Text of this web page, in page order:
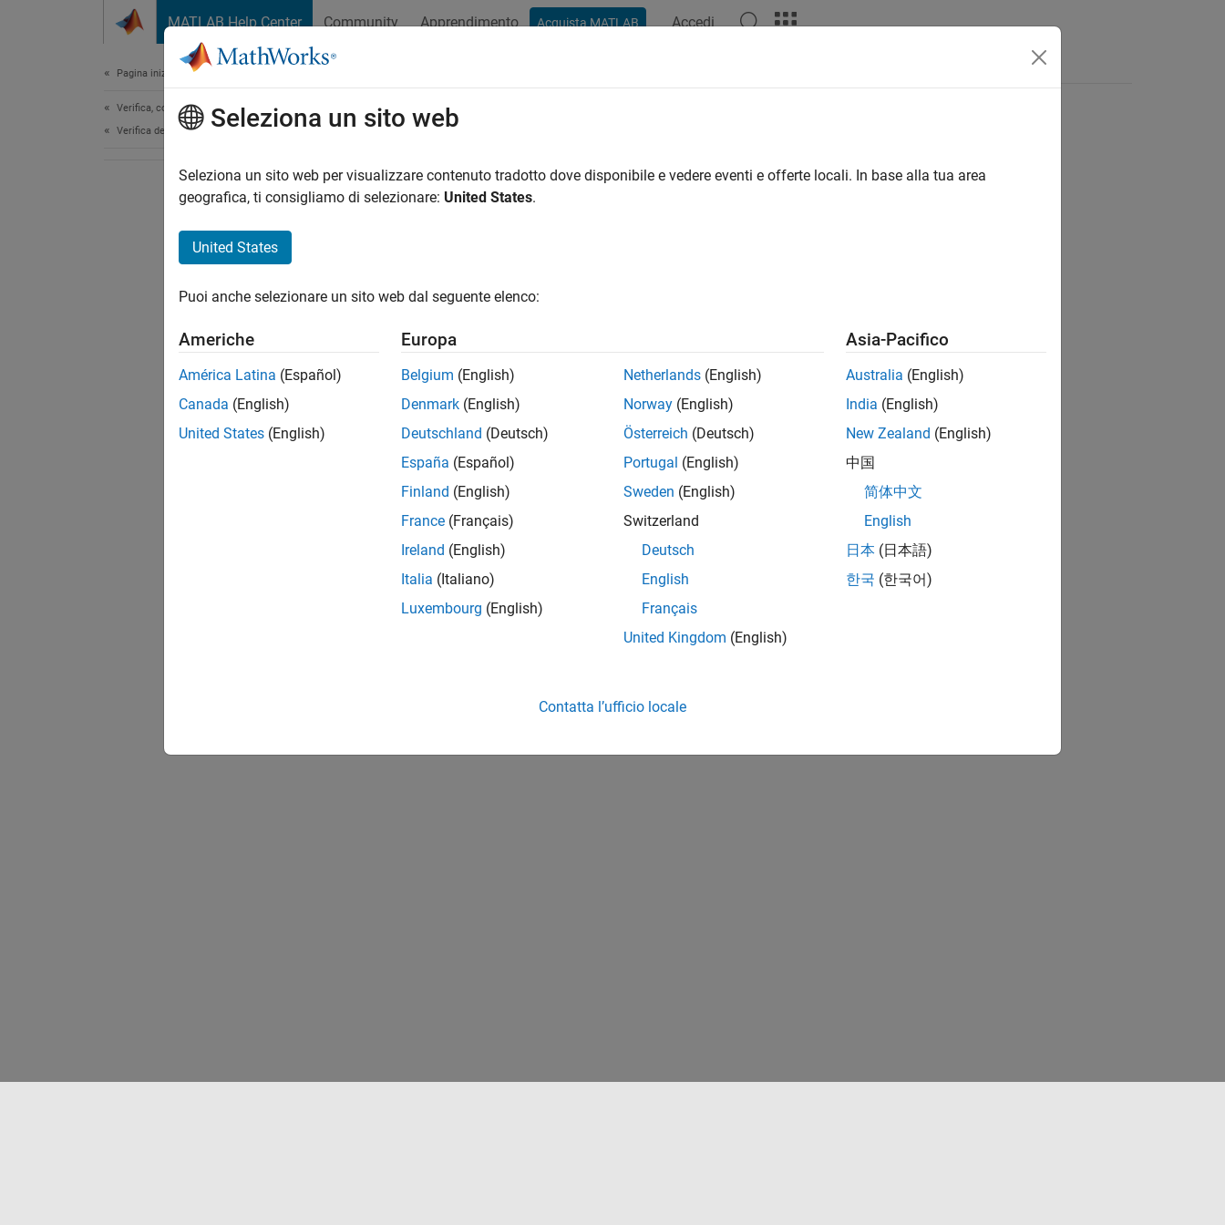
MATLAB Help Center Community Apprendimento Acquista MATLAB Accedi
Pagina iniziale della documentazione
Verifica, convalida e test
Verifica del codice
Seleziona un sito web
Seleziona un sito web per visualizzare contenuto tradotto dove disponibile e vedere eventi e offerte locali. In base alla tua area
geografica, ti consigliamo di selezionare: United States.
United States
Puoi anche selezionare un sito web dal seguente elenco:
Americhe
América Latina (Español)
Canada (English)
United States (English)
Europa
Belgium (English)
Denmark (English)
Deutschland (Deutsch)
España (Español)
Finland (English)
France (Français)
Ireland (English)
Italia (Italiano)
Luxembourg (English)
Netherlands (English)
Norway (English)
Österreich (Deutsch)
Portugal (English)
Sweden (English)
Switzerland
Deutsch
English
Français
United Kingdom (English)
Asia-Pacifico
Australia (English)
India (English)
New Zealand (English)
中国
简体中文
English
日本 (日本語)
한국 (한국어)
Contatta l’ufficio locale